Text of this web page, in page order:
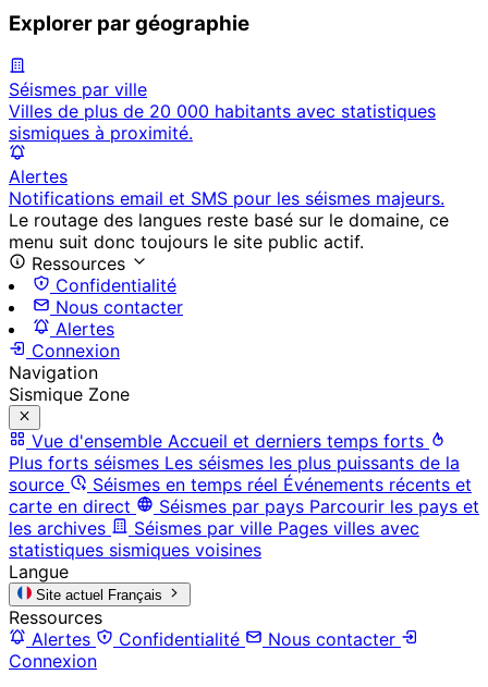
Explorer par géographie
Séismes par ville
Villes de plus de 20 000 habitants avec statistiques
sismiques à proximité.
Alertes
Notifications email et SMS pour les séismes majeurs.
Le routage des langues reste basé sur le domaine, ce
menu suit donc toujours le site public actif.
Ressources
Confidentialité
Nous contacter
Alertes
Connexion
Navigation
Sismique Zone
Vue d'ensemble Accueil et derniers temps forts
Plus forts séismes Les séismes les plus puissants de la
source
Séismes en temps réel Événements récents et
carte en direct
Séismes par pays Parcourir les pays et
les archives
Séismes par ville Pages villes avec
statistiques sismiques voisines
Langue
Site actuel Français
Ressources
Alertes
Confidentialité
Nous contacter
Connexion